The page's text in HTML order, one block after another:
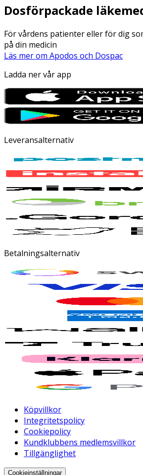
Dosförpackade
För vårdens patienter eller för dig
på din medicin
Läs mer om Apodos och Dospac
Ladda ner vår app
Leveransalternativ
Betalningsalternativ
Köpvillkor
Integritetspolicy
Cookiepolicy
Kundklubbens medlemsvillkor
Tillgänglighet
Cookieinställningar